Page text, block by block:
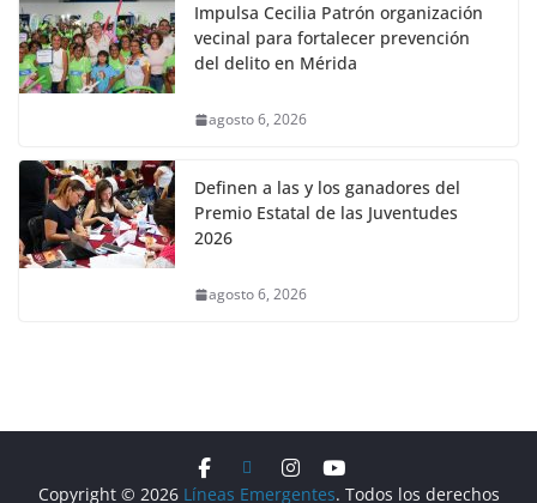
Impulsa Cecilia Patrón organización
vecinal para fortalecer prevención
del delito en Mérida
agosto 6, 2026
Definen a las y los ganadores del
Premio Estatal de las Juventudes
2026
agosto 6, 2026
Copyright © 2026 Líneas Emergentes. Todos los derechos